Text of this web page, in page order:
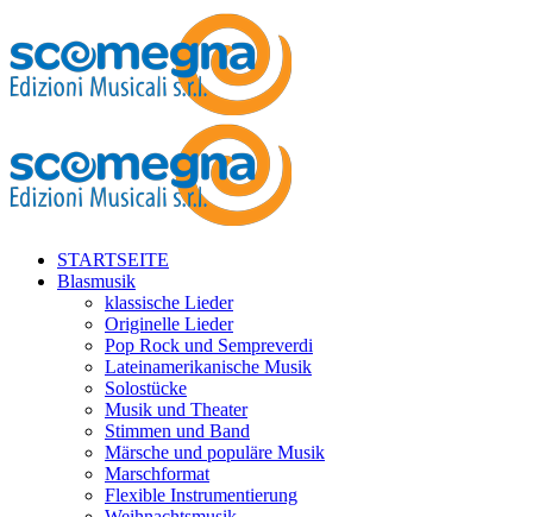
STARTSEITE
Blasmusik
klassische Lieder
Originelle Lieder
Pop Rock und Sempreverdi
Lateinamerikanische Musik
Solostücke
Musik und Theater
Stimmen und Band
Märsche und populäre Musik
Marschformat
Flexible Instrumentierung